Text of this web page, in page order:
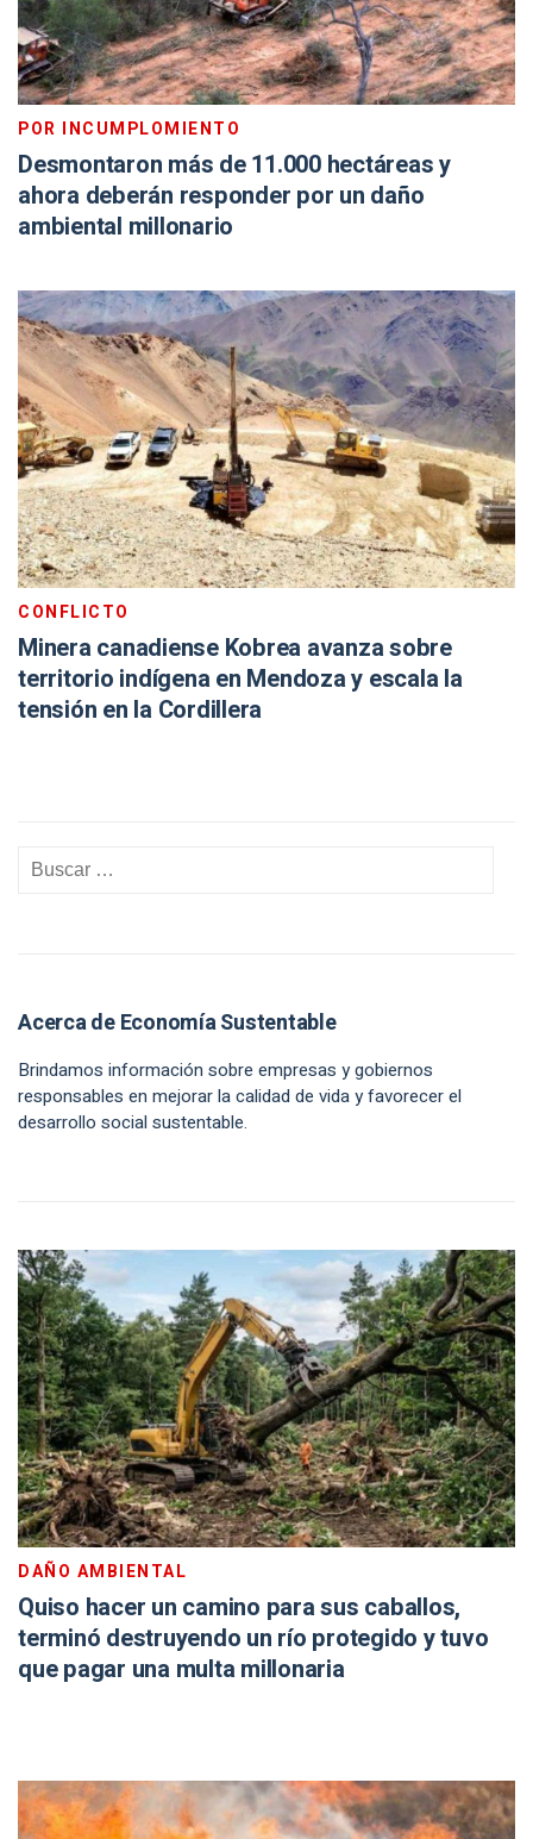
POR INCUMPLOMIENTO
Desmontaron más de 11.000 hectáreas y
ahora deberán responder por un daño
ambiental millonario
CONFLICTO
Minera canadiense Kobrea avanza sobre
territorio indígena en Mendoza y escala la
tensión en la Cordillera
Acerca de Economía Sustentable
Brindamos información sobre empresas y gobiernos
responsables en mejorar la calidad de vida y favorecer el
desarrollo social sustentable.
DAÑO AMBIENTAL
Quiso hacer un camino para sus caballos,
terminó destruyendo un río protegido y tuvo
que pagar una multa millonaria